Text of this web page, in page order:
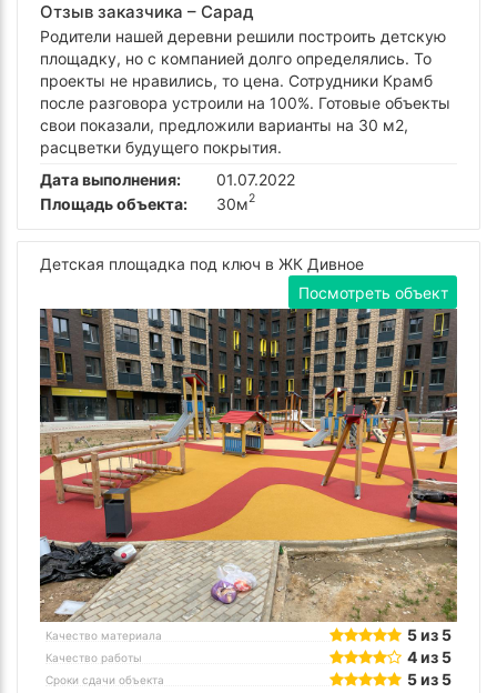
Отзыв заказчика – Сарад
Родители нашей деревни решили построить детскую
площадку, но с компанией долго определялись. То
проекты не нравились, то цена. Сотрудники Крамб
после разговора устроили на 100%. Готовые объекты
свои показали, предложили варианты на 30 м2,
расцветки будущего покрытия.
Дата выполнения:
01.07.2022
Площадь объекта:
30м2
Детская площадка под ключ в ЖК Дивное
Посмотреть объект
Качество материала 5 из 5
Качество работы 4 из 5
Сроки сдачи объекта
5 из 5